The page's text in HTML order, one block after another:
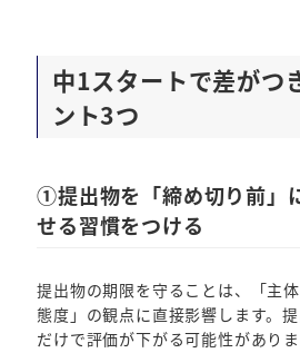
中1スタートで差がつ
ント3つ
①提出物を「締め切り前」
せる習慣をつける
提出物の期限を守ることは、「主
態度」の観点に直接影響します。
だけで評価が下がる可能性があり